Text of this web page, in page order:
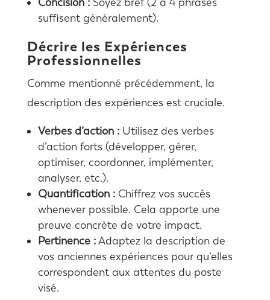
suffisent généralement).
Décrire les Expériences
Professionnelles
Comme mentionné précédemment, la
description des expériences est cruciale.
Verbes d’action :Utilisez des verbes
d’action forts (développer, gérer,
optimiser, coordonner, implémenter,
analyser, etc.).
Quantification :Chiffrez vos succès
whenever possible. Cela apporte une
preuve concrète de votre impact.
Pertinence :Adaptez la description de
vos anciennes expériences pour qu’elles
correspondent aux attentes du poste
visé.